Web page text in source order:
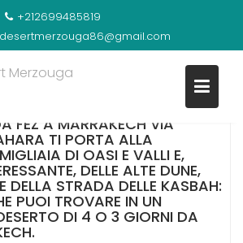
+212699485819
FES DESERTO MARRAKECH
FEZ A MARRAKECH VIA
TI PORTA ALLA
DI OASI E VALLI E,
DELLE ALTE DUNE,
DELLA STRADA DELLE KASBAH:
PUOI TROVARE IN UN
DI 4 O 3 GIORNI DA